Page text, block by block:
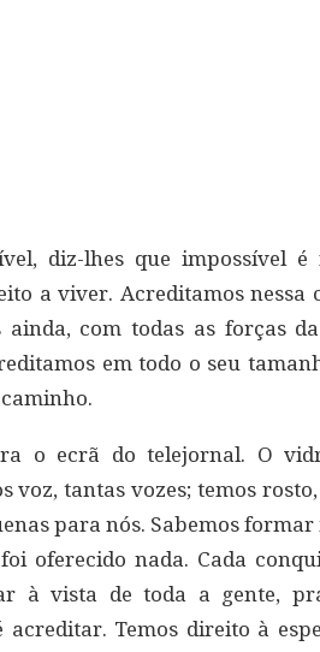
diz-lhes que impossível é
a viver. Acreditamos nessa
com todas as forças
em todo o seu
o ecrã do telejornal. O
voz, tantas vozes; temos
para nós. Sabemos formar
oferecido nada. Cada
à vista de toda a gente,
Temos direito à